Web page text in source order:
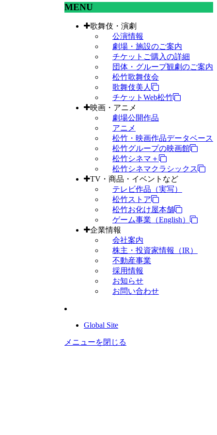
MENU
歌舞伎・演劇
公演情報
劇場・施設のご案内
チケットご購入の詳細
団体・グループ観劇のご案内
松竹歌舞伎会
歌舞伎美人
チケットWeb松竹
映画・アニメ
劇場公開作品
アニメ
松竹・映画作品データベース
松竹グループの映画館
松竹シネマ＋
松竹シネマクラシックス
TV・商品・イベントなど
テレビ作品（実写）
松竹ストア
松竹お化け屋本舗
ゲーム事業（English）
企業情報
会社案内
株主・投資家情報（IR）
不動産事業
採用情報
お知らせ
お問い合わせ
Global Site
メニューを閉じる